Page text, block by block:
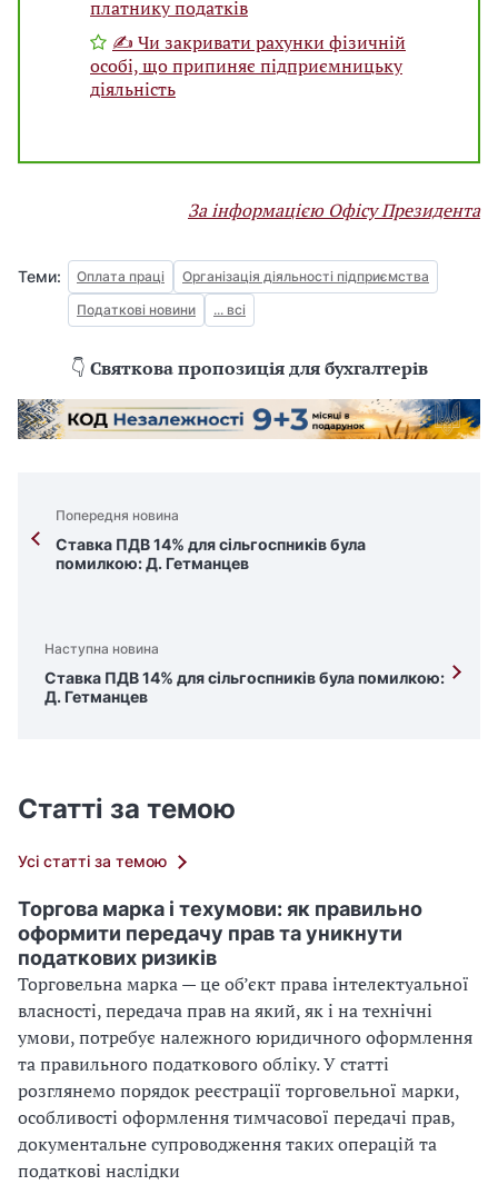
платнику податків
✍ Чи закривати рахунки фізичній
особі, що припиняє підприємницьку
діяльність
За інформацією Офісу Президента
Теми: Оплата праці
Організація діяльності підприємства
Податкові новини
... всі
👇 Святкова пропозиція для бухгалтерів
Попередня новина
Ставка ПДВ 14% для сільгоспників була
помилкою: Д. Гетманцев
Наступна новина
Ставка ПДВ 14% для сільгоспників була помилкою:
Д. Гетманцев
Статті за темою
Усі статті за темою
Торгова марка і техумови: як правильно
оформити передачу прав та уникнути
податкових ризиків
Торговельна марка — це об’єкт права інтелектуальної
власності, передача прав на який, як і на технічні
умови, потребує належного юридичного оформлення
та правильного податкового обліку. У статті
розглянемо порядок реєстрації торговельної марки,
особливості оформлення тимчасової передачі прав,
документальне супроводження таких операцій та
податкові наслідки